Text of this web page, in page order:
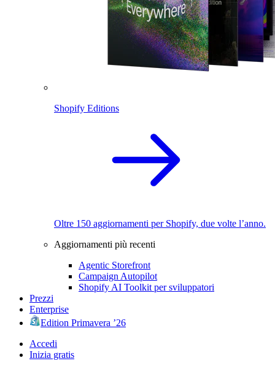
Shopify Editions
Oltre 150 aggiornamenti per Shopify, due volte l’anno.
Aggiornamenti più recenti
Agentic Storefront
Campaign Autopilot
Shopify AI Toolkit per sviluppatori
Prezzi
Enterprise
Edition Primavera ’26
Accedi
Inizia gratis